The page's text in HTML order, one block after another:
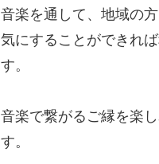
音楽を通して、地域の
気にすることができれ
す。
音楽で繋がるご縁を楽
す。